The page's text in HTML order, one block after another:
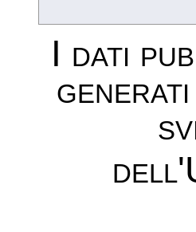
I dati
generati